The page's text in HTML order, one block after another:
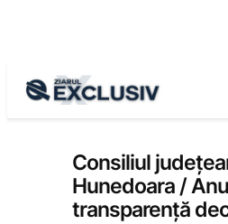
Anunțuri, Stiri la zi
Consiliul
Hunedoara /
transparență